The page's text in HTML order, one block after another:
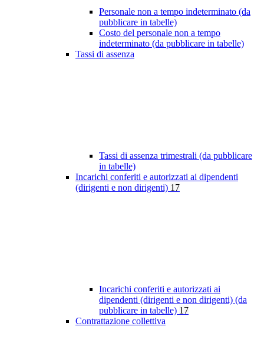
Personale non a tempo indeterminato (da
pubblicare in tabelle)
Costo del personale non a tempo
indeterminato (da pubblicare in tabelle)
Tassi di assenza
Tassi di assenza trimestrali (da pubblicare
in tabelle)
Incarichi conferiti e autorizzati ai dipendenti
(dirigenti e non dirigenti) 17
Incarichi conferiti e autorizzati ai
dipendenti (dirigenti e non dirigenti) (da
pubblicare in tabelle) 17
Contrattazione collettiva